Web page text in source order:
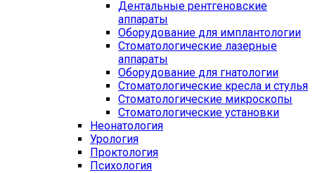
Дентальные рентгеновские
аппараты
Оборудование для имплантологии
Стоматологические лазерные
аппараты
Оборудование для гнатологии
Стоматологические кресла и стулья
Стоматологические микроскопы
Стоматологические установки
Неонатология
Урология
Проктология
Психология